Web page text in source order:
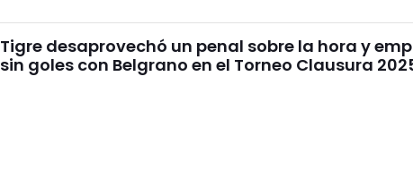
Tigre desaprovechó un penal sobre la hora y
sin goles con Belgrano en el Torneo Clausura